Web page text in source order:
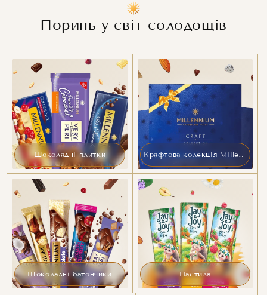
Поринь у світ солодощів
Шоколадні плитки Крафтова колекція Millennium
Шоколадні батончики Пастила